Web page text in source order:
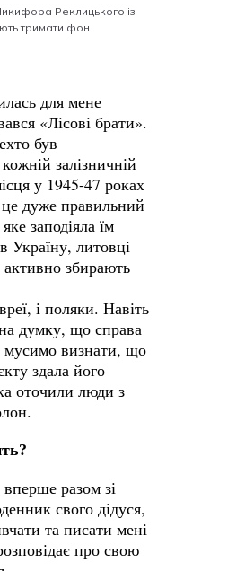
Реклицького із
тримати фон
для мене
«Лісові брати».
був
залізничній
у 1945-47 роках
це дуже правильний
заподіяла їм
Україну, литовці
збирають
і поляки. Навіть
думку, що справа
мусимо визнати, що
здала його
оточили люди з
разом зі
свого дідуся,
та писати мені
про свою